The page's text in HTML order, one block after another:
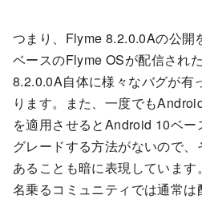
つまり、Flyme 8.2.0.0Aの公開
ベースのFlyme OSが配信され
8.2.0.0A自体に様々なバグが有
ります。また、一度でも
を適用させるとAndroid 10ベ
グレードする方法がないので
あることも暗に表現していま
名乗るコミュニティでは通常